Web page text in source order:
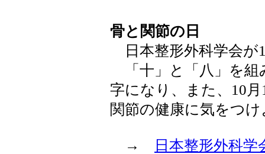
骨と関節の日
日本整形外科学会が
「十」と「八」を組
字になり、また、10
関節の健康に気をつ
→ 日本整形外科学